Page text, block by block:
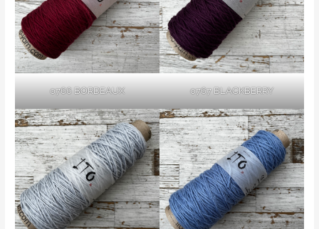
0766 BORDEAUX 0767 BLACKBERRY